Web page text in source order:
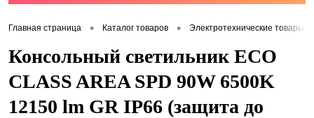
Главная страница • Каталог товаров • Электротехнические товары
Консольный светильник ECO
CLASS AREA SPD 90W 6500K
12150 lm GR IP66 (защита до